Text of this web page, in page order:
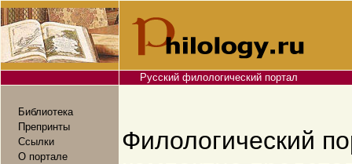
Русский филологический портал
Библиотека
Препринты
Ссылки
О портале
Филологический